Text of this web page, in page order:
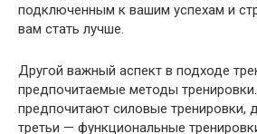
подключенным к вашим успехам и
вам стать лучше.
Другой важный аспект в подходе
предпочитаемые методы
предпочитают силовые тренировки,
третьи — функциональные